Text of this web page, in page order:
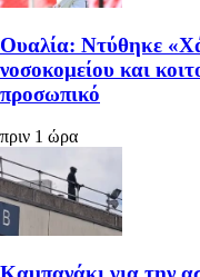
Ουαλία: Ντύθηκε
νοσοκομείου και
προσωπικό
πριν 1 ώρα